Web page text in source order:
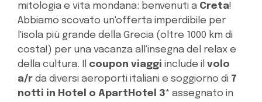
mitologia e vita mondana: benvenuti a Creta!
Abbiamo scovato un'offerta imperdibile per
l'isola più grande della Grecia (oltre 1000 km di
costa!) per una vacanza all'insegna del relax e
della cultura. Il coupon viaggi include il volo
a/r da diversi aeroporti italiani e soggiorno di 7
notti in Hotel o ApartHotel 3* assegnato in